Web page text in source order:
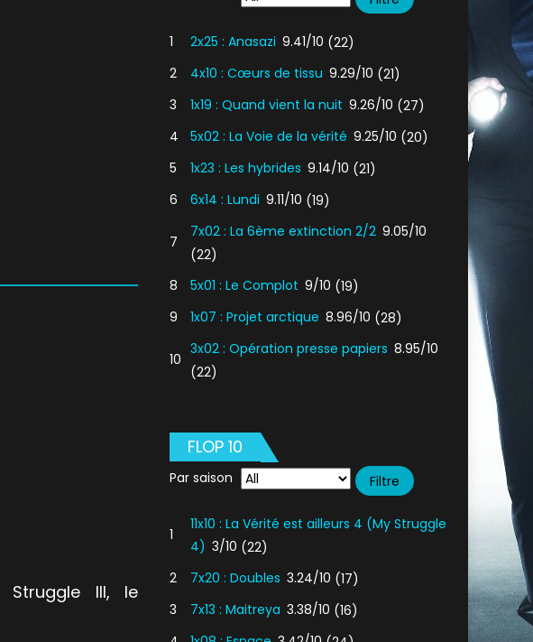
Struggle III, le
1 2x25 : Anasazi 9.41/10 (22)
2
4x10 : Cœurs de tissu 9.29/10 (21)
3
1x19 : Quand vient la nuit 9.26/10 (27)
4
5x02 : La Voie de la vérité 9.25/10 (20)
5
1x23 : Les hybrides 9.14/10 (21)
6
6x14 : Lundi 9.11/10 (19)
7
7x02 : La 6ème extinction 2/2 9.05/10
(22)
8
5x01 : Le Complot 9/10 (19)
9
1x07 : Projet arctique 8.96/10 (28)
10
3x02 : Opération presse papiers 8.95/10
(22)
FLOP 10
Par saison
1
11x10 : La Vérité est ailleurs 4 (My Struggle
4) 3/10 (22)
2
7x20 : Doubles 3.24/10 (17)
3
7x13 : Maitreya 3.38/10 (16)